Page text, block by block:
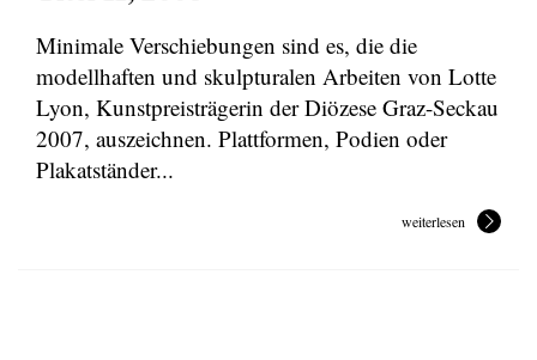
Minimale Verschiebungen sind es, die die
modellhaften und skulpturalen Arbeiten von Lotte
Lyon, Kunstpreisträgerin der Diözese Graz-Seckau
2007, auszeichnen. Plattformen, Podien oder
Plakatständer...
weiterlesen